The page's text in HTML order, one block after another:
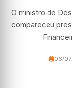
O ministro de
compareceu
06/